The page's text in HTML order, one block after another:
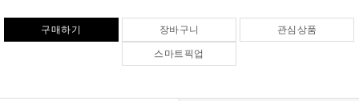
구매하기 장바구니
관심상품
스마트픽업